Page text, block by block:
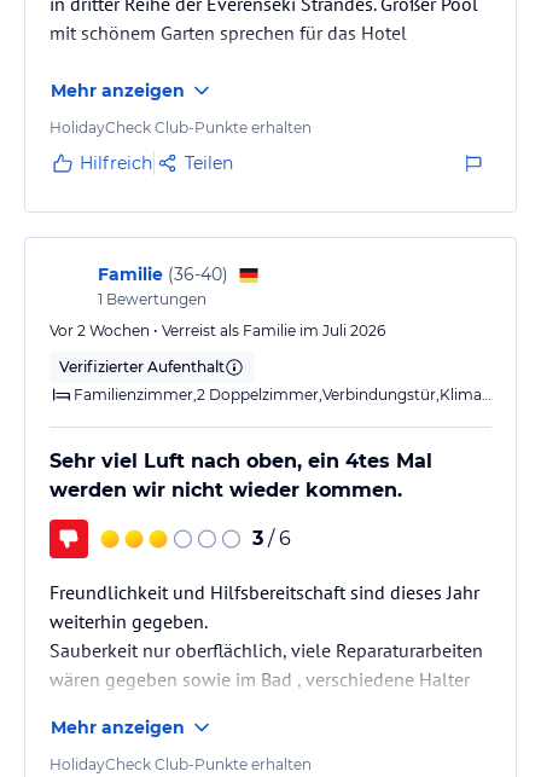
Sonstige Einrichtungen und Services
Einkaufsmöglichkeiten wie Souvenirshops, Boutiquen, Apotheken,
Kioske oder Juweliere vor. Der Dolmus fährt direkt am Hotel los. In
der Lobby ist das Internet frei empfangbar.
Hoteliers-/Veranstalter-/Kataloginformationen. Alle Angaben
ohne Gewähr und ohne Prüfung durch HolidayCheck. Bitte
lies vor der Buchung die verbindlichen
jeweiligen Veranstalters.
mit schönem Garten sprechen für das Hotel
Mehr anzeigen
HolidayCheck Club-Punkte erhalten
Hilfreich Teilen
Familie (36-40)
1 Bewertungen
Vor 2 Wochen • Verreist als Familie im Juli 2026
Verifizierter Aufenthalt
Sehr viel Luft nach oben, ein 4tes Mal
werden wir nicht wieder kommen.
3 / 6
Freundlichkeit und Hilfsbereitschaft sind dieses Jahr
weiterhin gegeben.
Sauberkeit nur oberflächlich, viele Reparaturarbeiten
wären gegeben sowie im Bad , verschiedene Halter
Essen an der Poolbar immer das selbe, bis auf der
Gemüsekasten. Warteschlangen bei den Getränken
Mehr anzeigen
HolidayCheck Club-Punkte erhalten